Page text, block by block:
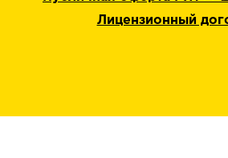
Лицензионный